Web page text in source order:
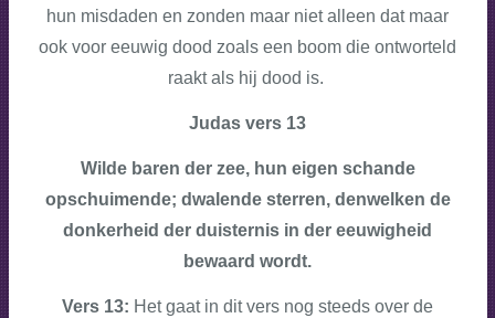
hun misdaden en zonden maar niet alleen dat maar
ook voor eeuwig dood zoals een boom die ontworteld
raakt als hij dood is.
Judas vers 13
Wilde baren der zee, hun eigen schande
opschuimende; dwalende sterren, denwelken de
donkerheid der duisternis in der eeuwigheid
bewaard wordt.
Vers 13: Het gaat in dit vers nog steeds over de